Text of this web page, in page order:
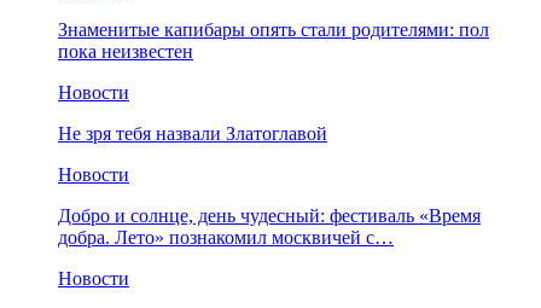
Знаменитые капибары опять стали родителями: пол
пока неизвестен
Новости
Не зря тебя назвали Златоглавой
Новости
Добро и солнце, день чудесный: фестиваль «Время
добра. Лето» познакомил москвичей с…
Новости